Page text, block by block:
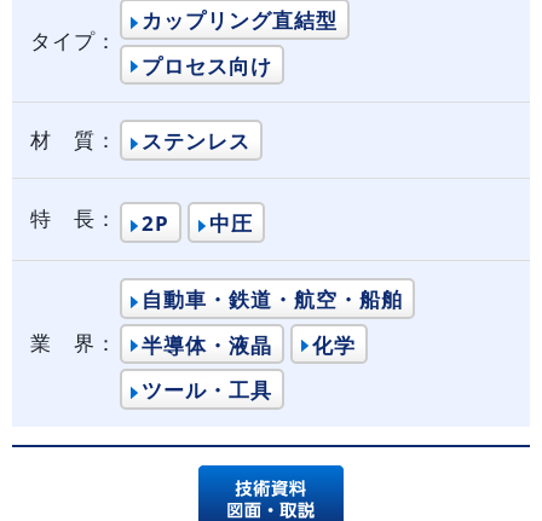
タイプ：
カップリング直結型
プロセス向け
材 質： ステンレス
特 長： 2P 中圧
業 界：
自動車・鉄道・航空・船舶
半導体・液晶
化学
ツール・工具